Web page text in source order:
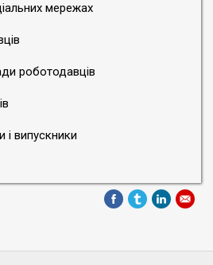
мережах
роботодавців
і випускники